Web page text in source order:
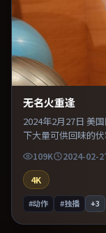
无名火重逢
2024年2月27日 美
下大量可供回味的
提供可信支撑。整
109K 2024-02-
4K
#动作 #独播 +3